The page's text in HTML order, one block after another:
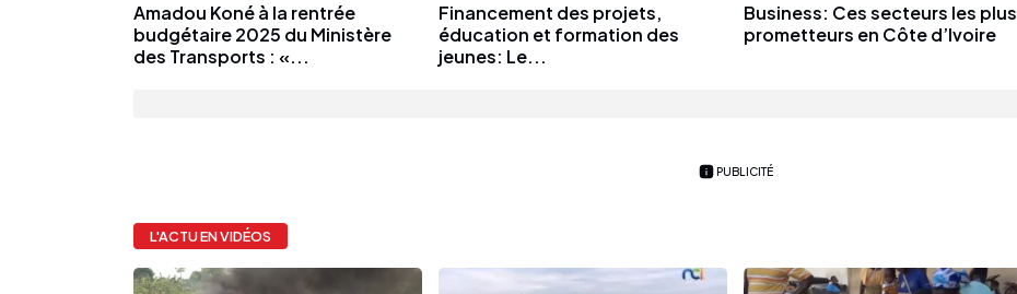
Amadou Koné à la rentrée
budgétaire 2025 du Ministère
des Transports : «...
Financement des projets,
éducation et formation des
jeunes: Le...
Business: Ces secteurs les plus
prometteurs en Côte d’Ivoire
PUBLICITÉ
L'ACTU EN VIDÉOS